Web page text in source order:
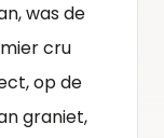
was de
cru
op de
graniet,